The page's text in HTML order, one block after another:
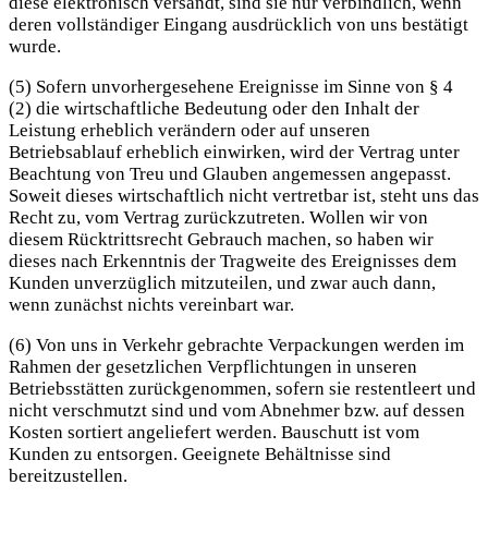
deren vollständiger Eingang ausdrücklich von uns bestätigt
wurde.
(5) Sofern unvorhergesehene Ereignisse im Sinne von § 4
(2) die wirtschaftliche Bedeutung oder den Inhalt der
Leistung erheblich verändern oder auf unseren
Betriebsablauf erheblich einwirken, wird der Vertrag unter
Beachtung von Treu und Glauben angemessen angepasst.
Soweit dieses wirtschaftlich nicht vertretbar ist, steht uns das
Recht zu, vom Vertrag zurückzutreten. Wollen wir von
diesem Rücktrittsrecht Gebrauch machen, so haben wir
dieses nach Erkenntnis der Tragweite des Ereignisses dem
Kunden unverzüglich mitzuteilen, und zwar auch dann,
wenn zunächst nichts vereinbart war.
(6) Von uns in Verkehr gebrachte Verpackungen werden im
Rahmen der gesetzlichen Verpflichtungen in unseren
Betriebsstätten zurückgenommen, sofern sie restentleert und
nicht verschmutzt sind und vom Abnehmer bzw. auf dessen
Kosten sortiert angeliefert werden. Bauschutt ist vom
Kunden zu entsorgen. Geeignete Behältnisse sind
bereitzustellen.